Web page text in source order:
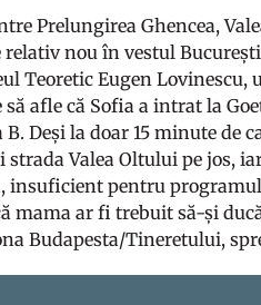
Prelungirea Ghencea,
nou în vestul
Teoretic Eugen Lovinescu,
afle că Sofia a intrat la
Deși la doar 15 minute de
Valea Oltului pe jos,
insuficient pentru
mama ar fi trebuit să-și
Budapesta/Tineretului,